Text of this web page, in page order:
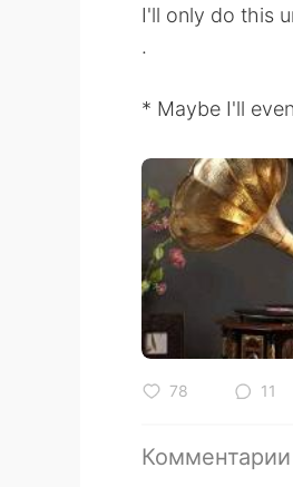
I'll only do this
.
* Maybe I'll
78 11
Комментарии